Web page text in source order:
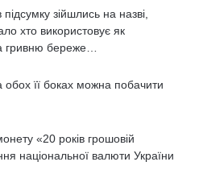
зійшлись на назві,
хто використовує як
гривню береже…
обох її боках можна побачити
«20 років грошовій
національної валюти України